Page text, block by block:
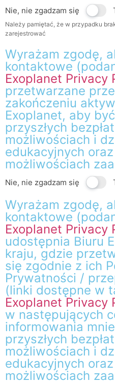
Nie, nie zgadzam się
Należy pamiętać, że w przypadku
zarejestrować
Wyrażam zgodę,
kontaktowe
Exoplanet Privacy
przetwarzane
zakończeniu
Exoplanet, aby
przyszłych
możliwościach i
edukacyjnych
możliwościach
Nie, nie zgadzam się
Wyrażam zgodę,
kontaktowe
Exoplanet Privacy
udostępnia Biuru
kraju, gdzie
się zgodnie z ich
Prywatności /
(linki dostępne w
Exoplanet Privacy
w następujących
informowania
przyszłych
możliwościach i
edukacyjnych
możliwościach